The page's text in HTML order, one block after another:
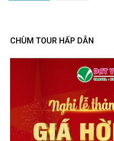
CHÙM TOUR HẤP DẪN